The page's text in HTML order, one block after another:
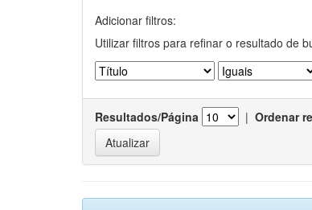
Adicionar filtros:
Utilizar filtros para refinar o resultado de
Resultados/Página | Ordenar